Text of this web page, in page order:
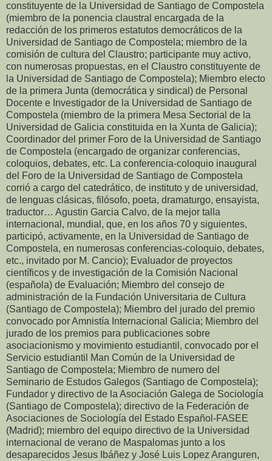
constituyente de la Universidad de Santiago de Compostela
(miembro de la ponencia claustral encargada de la
redacción de los primeros estatutos democráticos de la
Universidad de Santiago de Compostela; miembro de la
comisión de cultura del Claustro; participante muy activo,
con numerosas propuestas, en el Claustro constituyente de
la Universidad de Santiago de Compostela); Miembro electo
de la primera Junta (democrática y sindical) de Personal
Docente e Investigador de la Universidad de Santiago de
Compostela (miembro de la primera Mesa Sectorial de la
Universidad de Galicia constituida en la Xunta de Galicia);
Coordinador del primer Foro de la Universidad de Santiago
de Compostela (encargado de organizar conferencias,
coloquios, debates, etc. La conferencia-coloquio inaugural
del Foro de la Universidad de Santiago de Compostela
corrió a cargo del catedrático, de instituto y de universidad,
de lenguas clásicas, filósofo, poeta, dramaturgo, ensayista,
traductor… Agustin Garcia Calvo, de la mejor talla
internacional, mundial, que, en los años 70 y siguientes,
participó, activamente, en la Universidad de Santiago de
Compostela, en numerosas conferencias-coloquio, debates,
etc., invitado por M. Cancio); Evaluador de proyectos
científicos y de investigación de la Comisión Nacional
(española) de Evaluación; Miembro del consejo de
administración de la Fundación Universitaria de Cultura
(Santiago de Compostela); Miembro del jurado del premio
convocado por Amnistía Internacional Galicia; Miembro del
jurado de los premios para publicaciones sobre
asociacionismo y movimiento estudiantil, convocado por el
Servicio estudiantil Man Común de la Universidad de
Santiago de Compostela; Miembro de numero del
Seminario de Estudos Galegos (Santiago de Compostela);
Fundador y directivo de la Asociación Galega de Sociología
(Santiago de Compostela); directivo de la Federación de
Asociaciones de Sociología del Estado Español-FASEE
(Madrid); miembro del equipo directivo de la Universidad
internacional de verano de Maspalomas junto a los
desaparecidos Jesus Ibáñez y José Luis Lopez Aranguren,